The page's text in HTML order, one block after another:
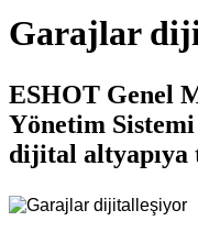
Garajlar
ESHOT Genel
Yönetim Sistemi
dijital altyapıya